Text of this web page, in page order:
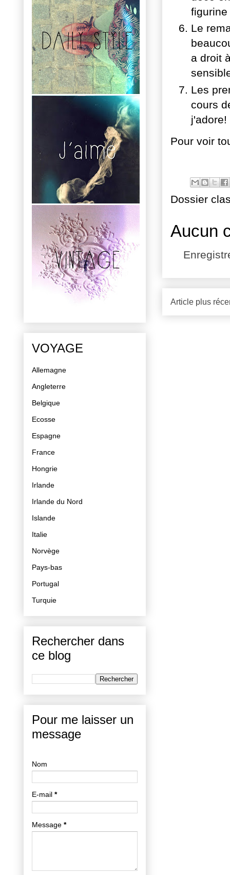
Le
a droit
Les
cours
j'adore!
Pour voir
Dossier
Aucun
Article plus
VOYAGE
Allemagne
Angleterre
Belgique
Ecosse
Espagne
France
Hongrie
Irlande
Irlande du Nord
Islande
Italie
Norvège
Pays-bas
Portugal
Turquie
Rechercher dans
ce blog
Pour me laisser un
message
Nom
E-mail *
Message *